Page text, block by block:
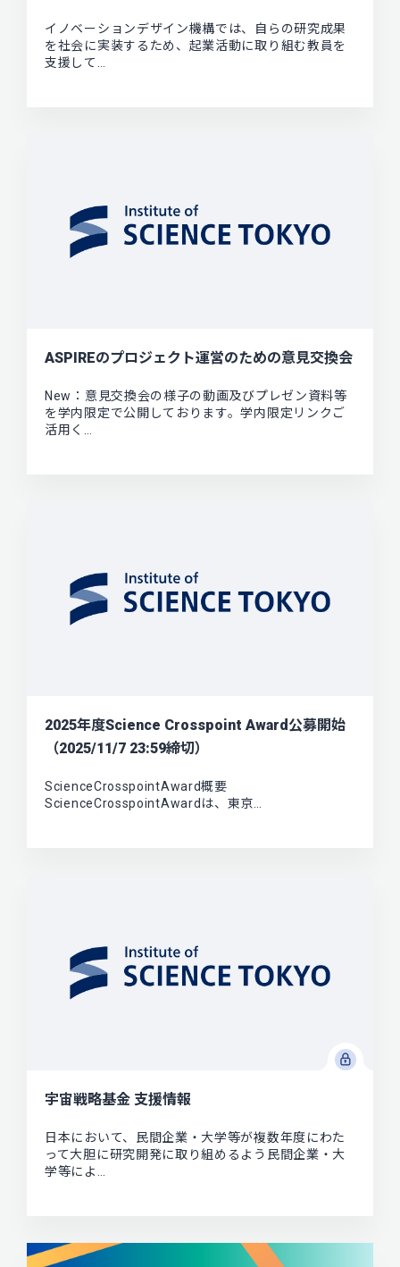
イノベーションデザイン機構では、自らの研究成果
を社会に実装するため、起業活動に取り組む教員を
支援して…
ASPIREのプロジェクト運営のための意見交換会
New：意見交換会の様子の動画及びプレゼン資料等
を学内限定で公開しております。学内限定リンクご
活用く…
2025年度Science Crosspoint Award公募開始
（2025/11/7 23:59締切）
ScienceCrosspointAward概要
ScienceCrosspointAwardは、東京…
宇宙戦略基金 支援情報
日本において、民間企業・大学等が複数年度にわた
って大胆に研究開発に取り組めるよう民間企業・大
学等によ…